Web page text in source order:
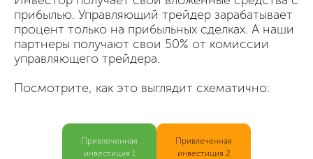
прибылью. Управляющий трейдер зарабатывает
процент только на прибыльных сделках. А наши
партнеры получают свои 50% от комиссии
управляющего трейдера.
Посмотрите, как это выглядит схематично:
Привлеченная
инвестиция 1
Привлеченная
инвестиция 2